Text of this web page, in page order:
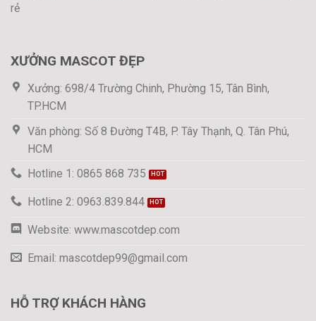
rẻ
XƯỞNG MASCOT ĐẸP
Xưởng: 698/4 Trường Chinh, Phường 15, Tân Bình,
TP.HCM
Văn phòng: Số 8 Đường T4B, P. Tây Thạnh, Q. Tân Phú,
HCM
Hotline 1: 0865 868 735
Hotline 2: 0963.839.844
Website: www.mascotdep.com
Email: mascotdep99@gmail.com
HỖ TRỢ KHÁCH HÀNG